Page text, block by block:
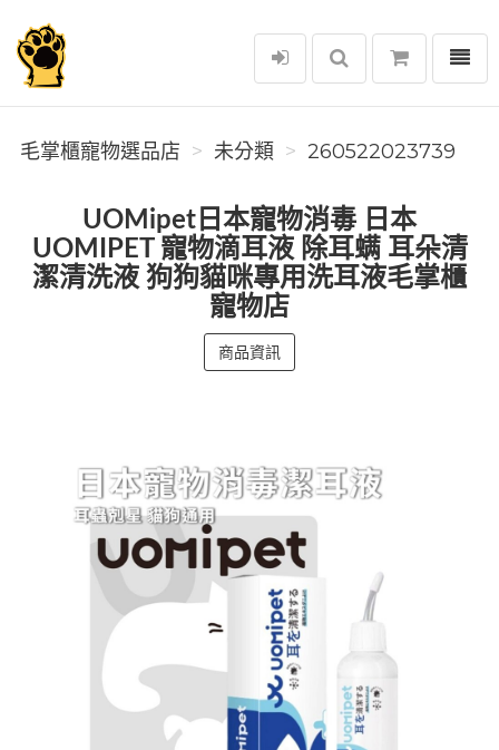
毛掌櫃寵物選品店
選單
毛掌櫃寵物選品店 未分類 260522023739
UOMipet日本寵物消毒 日本
UOMIPET 寵物滴耳液 除耳螨 耳朵清
潔清洗液 狗狗貓咪專用洗耳液毛掌櫃
寵物店
商品資訊